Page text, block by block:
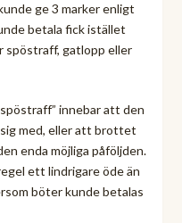
ge 3 marker enligt
betala fick istället
spöstraff, gatlopp eller
innebar att den
med, eller att brottet
enda möjliga påföljden.
ett lindrigare öde än
böter kunde betalas